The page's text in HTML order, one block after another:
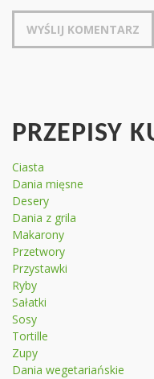
PRZEPISY
Ciasta
Dania mięsne
Desery
Dania z grila
Makarony
Przetwory
Przystawki
Ryby
Sałatki
Sosy
Tortille
Zupy
Dania wegetariańskie